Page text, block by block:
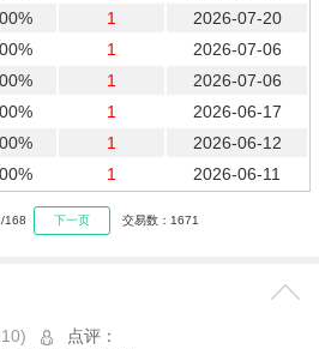
1
2026-07-20
1
2026-07-06
1
2026-07-06
1
2026-06-17
1
2026-06-12
1 2026-06-11
168 下一页 交易数：1671
点评：